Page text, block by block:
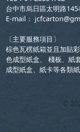
台中市烏日區太明路
E-mail：
〔主要服務項目〕
棕色瓦楞紙箱並且加貼
色成型紙盒、 棧板、紙
成型紙盒、紙卡等各類
©